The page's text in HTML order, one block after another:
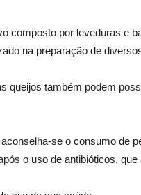
composto por leveduras e
na preparação de
queijos também podem
se o consumo de
o uso de antibióticos,